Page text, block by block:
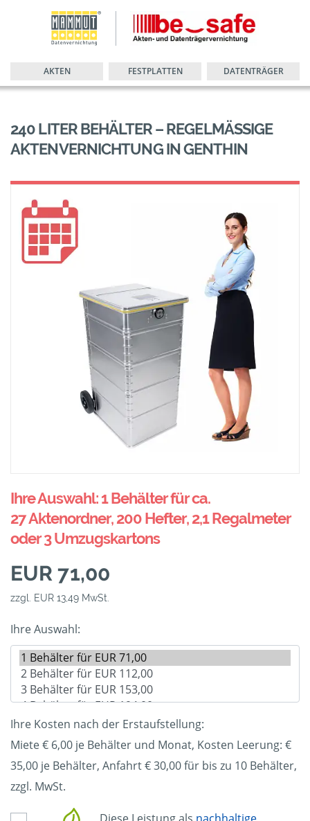
AKTEN FESTPLATTEN DATENTRÄGER
240 LITER BEHÄLTER – REGELMÄSSIGE A
KTENVERNICHTUNG IN GENTHIN
Ihre Auswahl: 1 Behälter für ca.
27 Aktenordner, 200 Hefter, 2,1 Regalmeter
oder 3 Umzugskartons
EUR 71,00
zzgl. EUR 13,49 MwSt.
Ihre Auswahl:
Ihre Kosten nach der Erstaufstellung:
Miete € 6,00 je Behälter und Monat, Kosten Leerung: €
35,00 je Behälter, Anfahrt € 30,00 für bis zu 10 Behälter,
zzgl. MwSt.